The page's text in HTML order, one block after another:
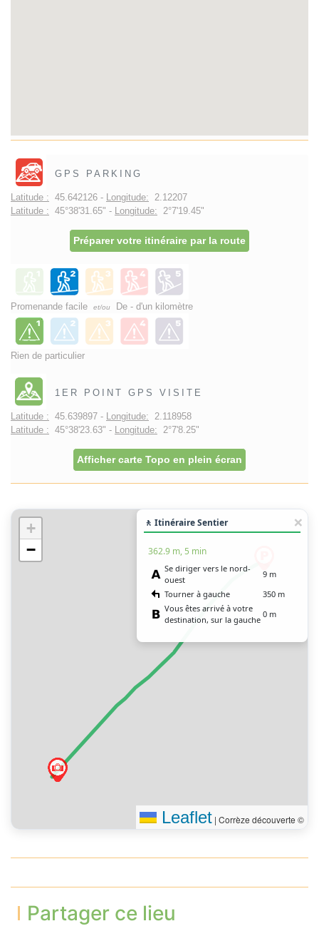
GPS PARKING
Latitude : 45.642126 - Longitude: 2.12207
Latitude : 45°38'31.65" - Longitude: 2°7'19.45"
Préparer votre itinéraire par la route
Promenande facile et/ou De - d'un kilomètre
Rien de particulier
1ER POINT GPS VISITE
Latitude : 45.639897 - Longitude: 2.118958
Latitude : 45°38'23.63" - Longitude: 2°7'8.25"
Afficher carte Topo en plein écran
+
−
🚶 Itinéraire Sentier
362.9 m, 5 min
Se diriger vers le nord-
ouest
9 m
Tourner à gauche
350 m
Vous êtes arrivé à votre
destination, sur la gauche
0 m
Leaflet | Corrèze découverte ©
Partager ce lieu